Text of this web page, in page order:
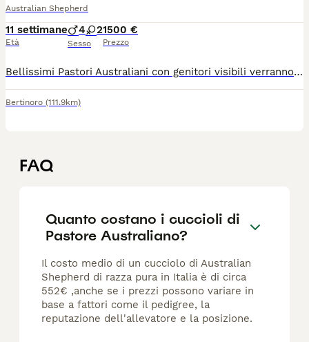
Australian Shepherd
11 settimane
Età
4 2
Sesso
1500 €
Prezzo
Bellissimi Pastori Australiani con genitori visibili verranno ceduti con tutti i controlli e pedigree
Bertinoro (111.9km)
FAQ
Quanto costano i cuccioli di
Pastore Australiano?
Il costo medio di un cucciolo di Australian
Shepherd di razza pura in Italia è di circa
552€ ,anche se i prezzi possono variare in
base a fattori come il pedigree, la
reputazione dell'allevatore e la posizione.